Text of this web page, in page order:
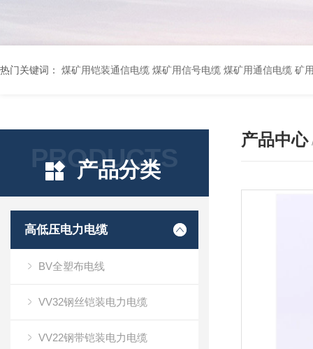
热门关键词： 煤矿用铠装通信电缆 煤矿用信号电缆 煤矿用通信电缆 矿用阻燃通信电缆 矿用监控电缆 矿用通信电缆 橡套软电缆YZ-3*1.5+1 YCW橡胶电缆3*10+1*6 船用橡套软电缆CEFR-3*2.5 煤矿用移动橡套软电缆MY3*4+1*4
PRODUCTS
产品分类
高低压电力电缆
BV全塑布电线
VV32钢丝铠装电力电缆
VV22钢带铠装电力电缆
产品中心